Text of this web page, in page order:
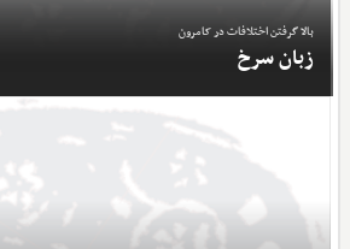
بالا گرفتن اختلافات در کامرون
زبان سرخ